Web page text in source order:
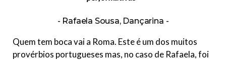
Rafaela Sousa, Dançarina
Quem tem boca vai a Roma. Este é um dos muitos
provérbios portugueses mas, no caso de Rafaela, foi